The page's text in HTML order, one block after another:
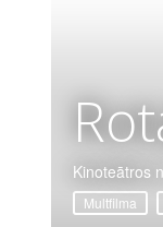
Kinoteātros
Multfilma